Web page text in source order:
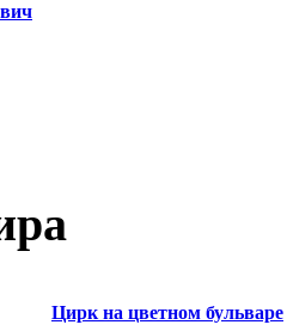
Цирк на цветном бульваре